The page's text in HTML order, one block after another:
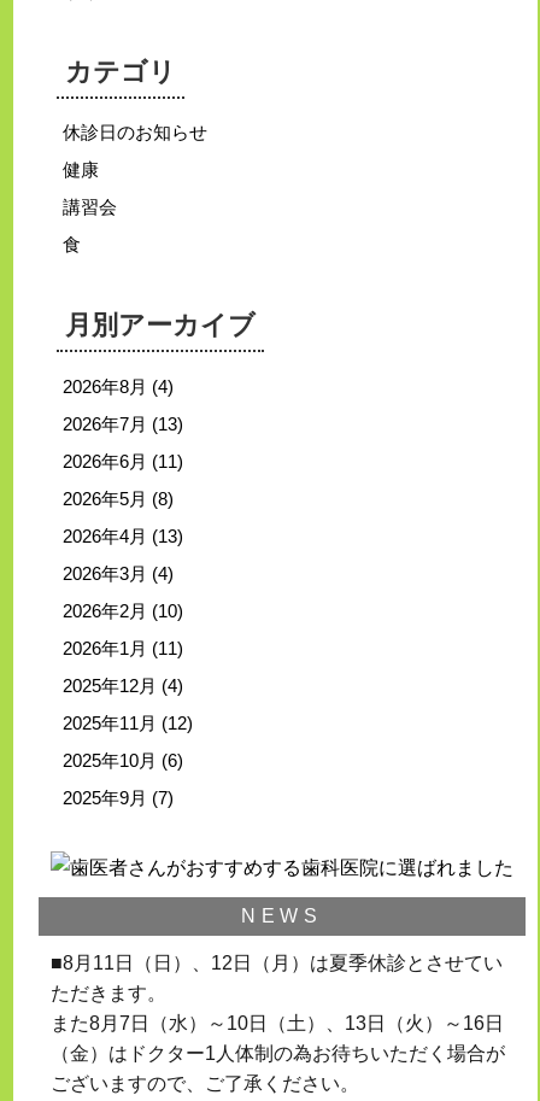
カテゴリ
休診日のお知らせ
健康
講習会
食
月別アーカイブ
2026年8月 (4)
2026年7月 (13)
2026年6月 (11)
2026年5月 (8)
2026年4月 (13)
2026年3月 (4)
2026年2月 (10)
2026年1月 (11)
2025年12月 (4)
2025年11月 (12)
2025年10月 (6)
2025年9月 (7)
NEWS
■8月11日（日）、12日（月）は夏季休診とさせてい
ただきます。
また8月7日（水）～10日（土）、13日（火）～16日
（金）はドクター1人体制の為お待ちいただく場合が
ございますので、ご了承ください。